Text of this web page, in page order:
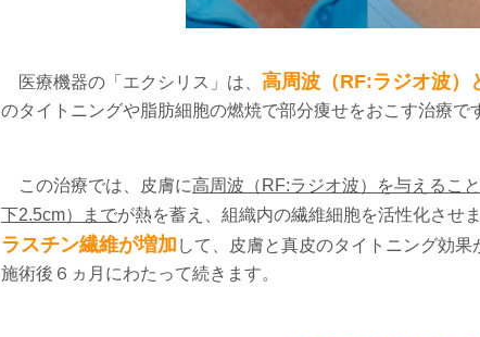
医療機器の「エクシリス」は、 高周波（RF:ラジオ波）
のタイトニングや脂肪細胞の燃焼で部分痩せをおこす治療で
この治療では、皮膚に高周波（RF:ラジオ波）を与えるこ
下2.5cm）までが熱を蓄え、組織内の繊維細胞を活性化させ
ラスチン繊維が増加 して、皮膚と真皮のタイトニング効果
施術後６ヵ月にわたって続きます。